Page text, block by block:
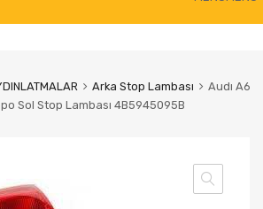
Arka Stop Lambası
Audı A6
Sol Stop Lambası 4B5945095B